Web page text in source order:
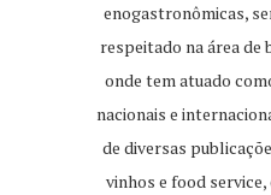
enogastronômicas,
respeitado na área de
onde tem atuado
nacionais e
de diversas
vinhos e food